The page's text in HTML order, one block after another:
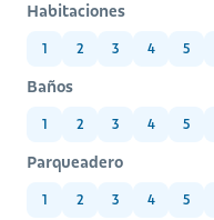
Habitaciones
1 2 3 4 5
Baños
1 2 3 4 5
Parqueadero
1 2 3 4 5